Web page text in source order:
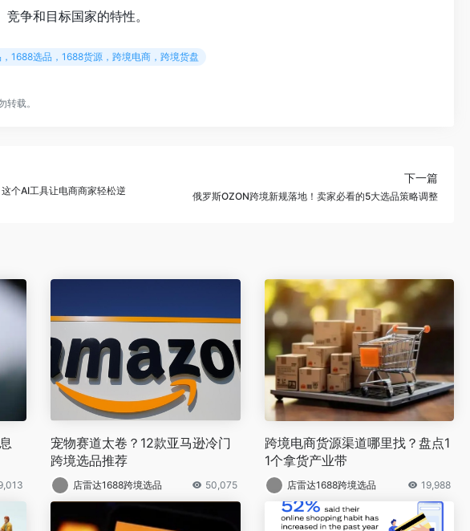
争和目标国家的特性。
1688选品，1688货源，跨境电商，跨境货盘
载。
个AI工具让电商商家轻松逆
下一篇
俄罗斯OZON跨境新规落地！卖家必看的5大选品策略调整
宠物赛道太卷？12款亚马逊冷门
跨境选品推荐
店雷达1688跨境选品 50,075
跨境电商货源渠道哪里找？盘点1
1个拿货产业带
店雷达1688跨境选品 19,988